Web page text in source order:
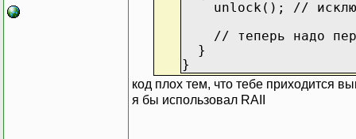
unlock(); //
// теперь надо
}
}
код плох тем, что тебе приходится
я бы использовал RAII